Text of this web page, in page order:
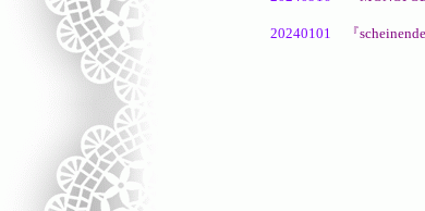
20240101 『
どうか今